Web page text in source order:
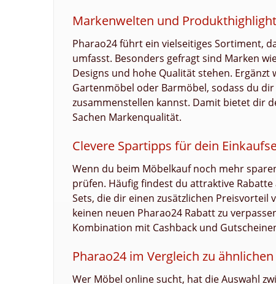
Markenwelten und
Pharao24 führt ein vielseitiges Sortiment,
umfasst. Besonders gefragt sind Marken
Designs und hohe Qualität stehen.
Gartenmöbel oder Barmöbel, sodass du
zusammenstellen kannst. Damit bietet dir
Sachen Markenqualität.
Clevere Spartipps für dein
Wenn du beim Möbelkauf noch mehr
prüfen. Häufig findest du attraktive
Sets, die dir einen zusätzlichen Preisvorteil
keinen neuen Pharao24 Rabatt zu
Kombination mit Cashback und
Pharao24 im Vergleich zu ähnlichen
Wer Möbel online sucht, hat die Auswahl